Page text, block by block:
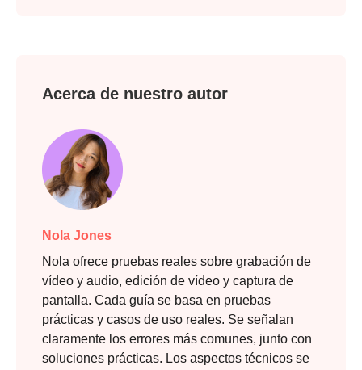
Acerca de nuestro autor
Nola Jones
Nola ofrece pruebas reales sobre grabación de
vídeo y audio, edición de vídeo y captura de
pantalla. Cada guía se basa en pruebas
prácticas y casos de uso reales. Se señalan
claramente los errores más comunes, junto con
soluciones prácticas. Los aspectos técnicos se